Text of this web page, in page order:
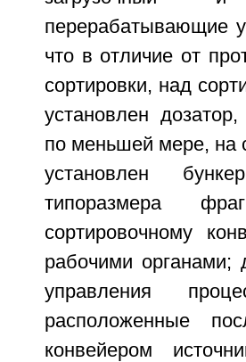
перерабатывающие
что в отличие от
сортировки, над
установлен
по меньшей мере, на
установлен
типоразмера
сортировочному
рабочими органами;
управления
расположенные
конвейером